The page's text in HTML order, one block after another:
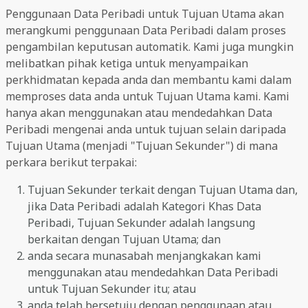
Penggunaan Data Peribadi untuk Tujuan Utama akan
merangkumi penggunaan Data Peribadi dalam proses
pengambilan keputusan automatik. Kami juga mungkin
melibatkan pihak ketiga untuk menyampaikan
perkhidmatan kepada anda dan membantu kami dalam
memproses data anda untuk Tujuan Utama kami. Kami
hanya akan menggunakan atau mendedahkan Data
Peribadi mengenai anda untuk tujuan selain daripada
Tujuan Utama (menjadi "Tujuan Sekunder") di mana
perkara berikut terpakai:
Tujuan Sekunder terkait dengan Tujuan Utama dan,
jika Data Peribadi adalah Kategori Khas Data
Peribadi, Tujuan Sekunder adalah langsung
berkaitan dengan Tujuan Utama; dan
anda secara munasabah menjangkakan kami
menggunakan atau mendedahkan Data Peribadi
untuk Tujuan Sekunder itu; atau